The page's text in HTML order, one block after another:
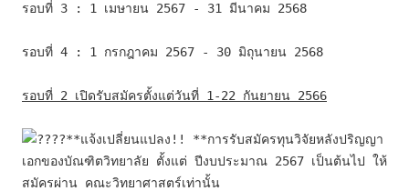
รอบที่ 3 : 1 เมษายน 2567 - 31 มีนาคม 2568
รอบที่ 4 : 1 กรกฎาคม 2567 - 30 มิถุนายน 2568
รอบที่ 2 เปิดรับสมัครตั้งแต่วันที่ 1-22 กันยายน 2566
**แจ้งเปลี่ยนแปลง!! **การรับสมัครทุนวิจัยหลังปริญญา
เอกของบัณฑิตวิทยาลัย ตั้งแต่ ปีงบประมาณ 2567 เป็นต้นไป ให้
สมัครผ่าน คณะวิทยาศาสตร์เท่านั้น